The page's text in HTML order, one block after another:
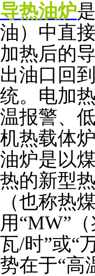
导热油炉
油）中直
加热后的
出油口回
统。电加
温报警、
机热载体
油炉是以
热的新型
（也称热
用“MW”
瓦/时”或“
势在于“高